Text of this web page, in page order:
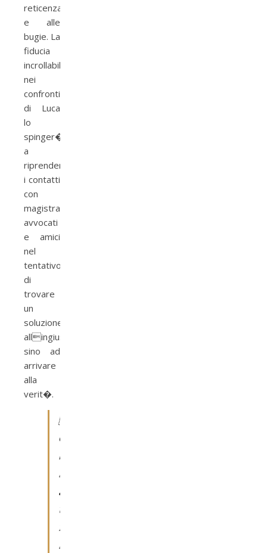
reticenza
e alle
bugie. La
fiducia
incrollabile
nei
confronti
di Luca
lo
spinger�
a
riprendere
i contatti
con
magistrati,
avvocati
e amici
nel
tentativo
di
trovare
un
soluzione
allingiustizia,
sino ad
arrivare
alla
verit�.
c�
bisogno
siamo
ancora
una
famiglia,
siamo